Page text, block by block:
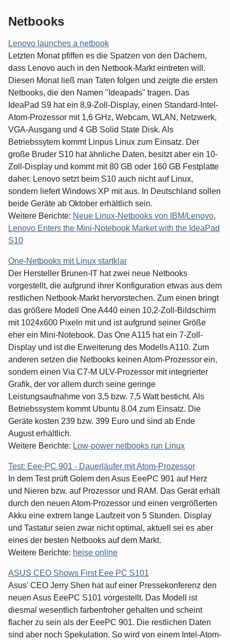
Netbooks
Lenovo launches a netbook
Letzten Monat pfiffen es die Spatzen von den Dächern,
dass Lenovo auch in den Netbook-Markt eintreten will.
Diesen Monat ließ man Taten folgen und zeigte die ersten
Netbooks, die den Namen "Ideapads" tragen. Das
IdeaPad S9 hat ein 8,9-Zoll-Display, einen Standard-Intel-
Atom-Prozessor mit 1,6 GHz, Webcam, WLAN, Netzwerk,
VGA-Ausgang und 4 GB Solid State Disk. Als
Betriebssytem kommt Linpus Linux zum Einsatz. Der
große Bruder S10 hat ähnliche Daten, besitzt aber ein 10-
Zoll-Display und kommt mit 80 GB oder 160 GB Festplatte
daher. Lenovo setzt beim S10 auch nicht auf Linux,
sondern liefert Windows XP mit aus. In Deutschland sollen
beide Geräte ab Oktober erhältlich sein.
Weitere Berichte: Neue Linux-Netbooks von IBM/Lenovo,
Lenovo Enters the Mini-Notebook Market with the IdeaPad
S10
One-Netbooks mit Linux startklar
Der Hersteller Brunen-IT hat zwei neue Netbooks
vorgestellt, die aufgrund ihrer Konfiguration etwas aus dem
restlichen Netbook-Markt hervorstechen. Zum einen bringt
das größere Modell One A440 einen 10,2-Zoll-Bildschirm
mit 1024x600 Pixeln mit und ist aufgrund seiner Größe
eher ein Mini-Notebook. Das One A115 hat ein 7-Zoll-
Display und ist die Erweiterung des Modells A110. Zum
anderen setzen die Netbooks keinen Atom-Prozessor ein,
sondern einen Via C7-M ULV-Prozessor mit integrierter
Grafik, der vor allem durch seine geringe
Leistungsaufnahme von 3,5 bzw. 7,5 Watt besticht. Als
Betriebssystem kommt Ubuntu 8.04 zum Einsatz. Die
Geräte kosten 239 bzw. 399 Euro und sind ab Ende
August erhältlich.
Weitere Berichte: Low-power netbooks run Linux
Test: Eee-PC 901 - Dauerläufer mit Atom-Prozessor
In dem Test prüft Golem den Asus EeePC 901 auf Herz
und Nieren bzw. auf Prozessor und RAM. Das Gerät erhält
durch den neuen Atom-Prozessor und einen vergrößerten
Akku eine extrem lange Laufzeit von 5 Stunden. Display
und Tastatur seien zwar nicht optimal, aktuell sei es aber
eines der besten Netbooks auf dem Markt.
Weitere Berichte: heise online
ASUS CEO Shows First Eee PC S101
Asus' CEO Jerry Shen hat auf einer Pressekonferenz den
neuen Asus EeePC S101 vorgestellt. Das Modell ist
diesmal wesentlich farbenfroher gehalten und scheint
flacher zu sein als der EeePC 901. Die restlichen Daten
sind aber noch Spekulation. So wird von einem Intel-Atom-